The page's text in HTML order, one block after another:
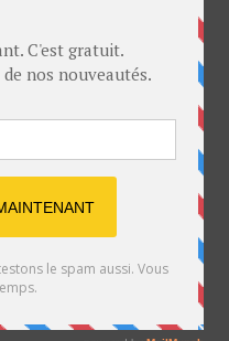
infidèle trompe
Échangistes